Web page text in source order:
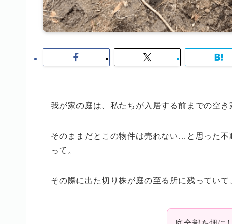
我が家の庭は、私たちが入居する前までの空
そのままだとこの物件は売れない…と思った
って。
その際に出た切り株が庭の至る所に残ってい